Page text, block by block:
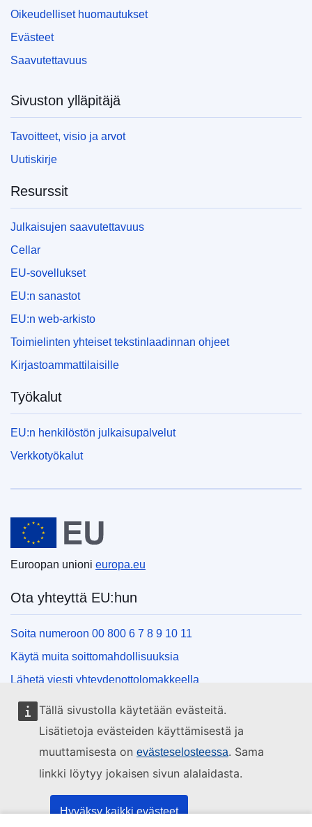
Tällä sivustolla käytetään evästeitä.
Lisätietoja evästeiden käyttämisestä ja
muuttamisesta on evästeselosteessa. Sama
linkki löytyy jokaisen sivun alalaidasta.
Hyväksy kaikki evästeet
Oikeudelliset huomautukset
Evästeet
Saavutettavuus
Sivuston ylläpitäjä
Tavoitteet, visio ja arvot
Uutiskirje
Resurssit
Julkaisujen saavutettavuus
Cellar
EU-sovellukset
EU:n sanastot
EU:n web-arkisto
Toimielinten yhteiset tekstinlaadinnan ohjeet
Kirjastoammattilaisille
Työkalut
EU:n henkilöstön julkaisupalvelut
Verkkotyökalut
Euroopan unioni
Euroopan unioni europa.eu
Ota yhteyttä EU:hun
Soita numeroon 00 800 6 7 8 9 10 11
Käytä muita soittomahdollisuuksia
Lähetä viesti yhteydenottolomakkeella
Käy EU:n tiedotuspisteessä
Sosiaalinen media
EU sosiaalisessa mediassa
EU:n toimielimet ja muut elimet